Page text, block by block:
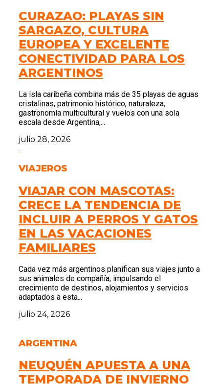
CURAZAO: PLAYAS SIN
SARGAZO, CULTURA
EUROPEA Y EXCELENTE
CONECTIVIDAD PARA LOS
ARGENTINOS
La isla caribeña combina más de 35 playas de aguas
cristalinas, patrimonio histórico, naturaleza,
gastronomía multicultural y vuelos con una sola
escala desde Argentina,...
julio 28, 2026
VIAJEROS
VIAJAR CON MASCOTAS:
CRECE LA TENDENCIA DE
INCLUIR A PERROS Y GATOS
EN LAS VACACIONES
FAMILIARES
Cada vez más argentinos planifican sus viajes junto a
sus animales de compañía, impulsando el
crecimiento de destinos, alojamientos y servicios
adaptados a esta...
julio 24, 2026
ARGENTINA
NEUQUÉN APUESTA A UNA
TEMPORADA DE INVIERNO